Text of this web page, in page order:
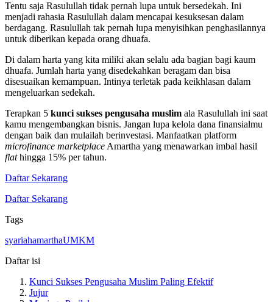
Tentu saja Rasulullah tidak pernah lupa untuk bersedekah. Ini
menjadi rahasia Rasulullah dalam mencapai kesuksesan dalam
berdagang. Rasulullah tak pernah lupa menyisihkan penghasilannya
untuk diberikan kepada orang dhuafa.
Di dalam harta yang kita miliki akan selalu ada bagian bagi kaum
dhuafa. Jumlah harta yang disedekahkan beragam dan bisa
disesuaikan kemampuan. Intinya terletak pada keikhlasan dalam
mengeluarkan sedekah.
Terapkan 5 kunci sukses pengusaha muslim ala Rasulullah ini saat
kamu mengembangkan bisnis. Jangan lupa kelola dana finansialmu
dengan baik dan mulailah berinvestasi. Manfaatkan platform
microfinance marketplaceAmartha yang menawarkan imbal hasil
flathingga 15% per tahun.
Daftar Sekarang
Daftar Sekarang
Tags
syariahamarthaUMKM
Daftar isi
Kunci Sukses Pengusaha Muslim Paling Efektif
Jujur